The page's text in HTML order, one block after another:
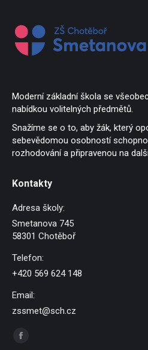
Moderní základní škola se
nabídkou volitelných předmětů.
Snažíme se o to, aby žák, který
sebevědomou osobností
rozhodování a připravenou na
Kontakty
Adresa školy:
Smetanova 745
58301 Chotěboř
Telefon:
+420 569 624 148
Email:
zssmet@sch.cz
Find us on: